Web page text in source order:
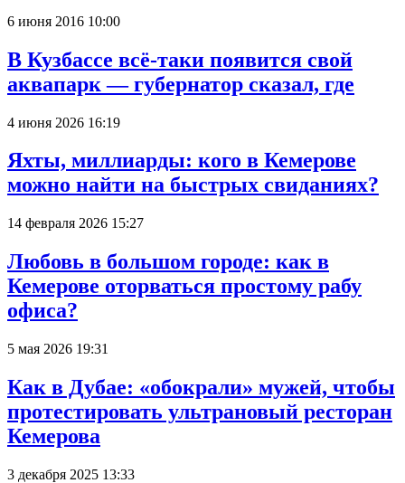
6 июня 2016 10:00
В Кузбассе всё-таки появится свой
аквапарк — губернатор сказал, где
4 июня 2026 16:19
Яхты, миллиарды: кого в Кемерове
можно найти на быстрых свиданиях?
14 февраля 2026 15:27
Любовь в большом городе: как в
Кемерове оторваться простому рабу
офиса?
5 мая 2026 19:31
Как в Дубае: «обокрали» мужей, чтобы
протестировать ультрановый ресторан
Кемерова
3 декабря 2025 13:33